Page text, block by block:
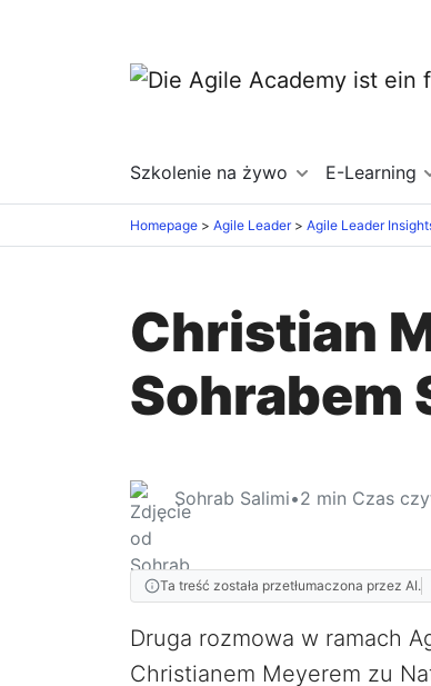
Szkolenie na żywo E-Learning
Homepage Agile Leader Agile Leader
Christian
Sohrabem
Sohrab Salimi•2 min Czas
Ta treść została przetłumaczona przez AI.
Druga rozmowa w ramach
Christianem Meyerem zu